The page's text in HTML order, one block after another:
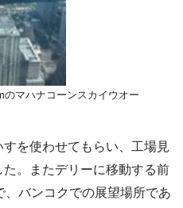
マハナコーンスカイウオー
を使わせてもらい、工場見
。またデリーに移動する前
バンコクでの展望場所であ